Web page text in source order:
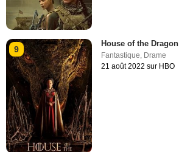
9
House of the Dragon
Fantastique, Drame
21 août 2022 sur HBO